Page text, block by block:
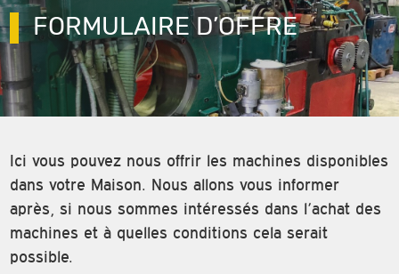
FORMULAIRE D’OFFRE
Ici vous pouvez nous offrir les machines disponibles
dans votre Maison. Nous allons vous informer
après, si nous sommes intéressés dans l’achat des
machines et à quelles conditions cela serait
possible.